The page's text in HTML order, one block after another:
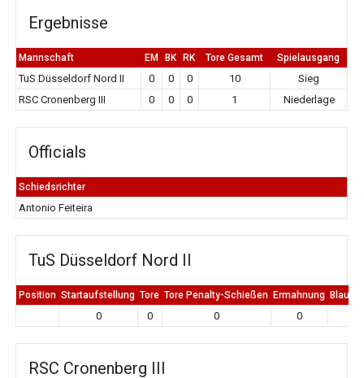
Ergebnisse
Mannschaft EM BK RK Tore Gesamt Spielausgang
TuS Düsseldorf Nord II 0 0 0 10
Sieg
RSC Cronenberg III
0 0 0 1 Niederlage
Officials
Schiedsrichter
Antonio Feiteira
TuS Düsseldorf Nord II
Position Startaufstellung Tore Tore Penalty-Schießen Ermahnung Blaue
0 0 0 0
RSC Cronenberg III